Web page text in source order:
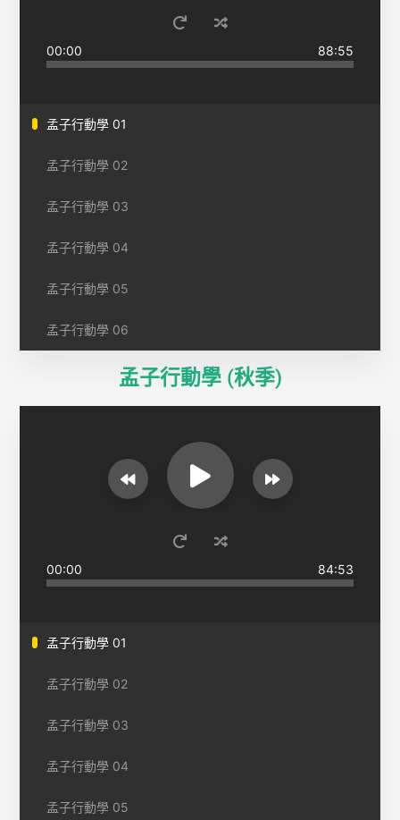
00:00 88:55
孟子行動學 01
孟子行動學 02
孟子行動學 03
孟子行動學 04
孟子行動學 05
孟子行動學 06
孟子行動學 (秋季)
00:00 84:53
孟子行動學 01
孟子行動學 02
孟子行動學 03
孟子行動學 04
孟子行動學 05